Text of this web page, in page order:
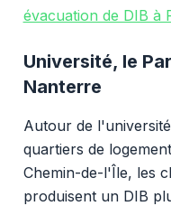
évacuation de DIB à
Université, le
Nanterre
Autour de
quartiers de
Chemin-de-l'Île, les
produisent un DIB